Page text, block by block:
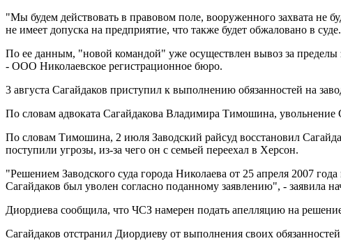
"Мы будем действовать в правовом поле, вооруженного захвата не
не имеет допуска на предприятие, что также будет обжаловано в суде.
По ее данным, "новой командой" уже осуществлен вывоз за
- ООО Николаевское регистрационное бюро.
3 августа Сагайдаков приступил к выполнению обязанностей на
По словам адвоката Сагайдакова Владимира Тимошина, увольнение
По словам Тимошина, 2 июля Заводский райсуд восстановил
поступили угрозы, из-за чего он с семьей переехал в Херсон.
"Решением Заводского суда города Николаева от 25 апреля 2007
Сагайдаков был уволен согласно поданному заявлению", - заявила
Диордиева сообщила, что ЧСЗ намерен подать апелляцию на
Сагайдаков отстранил Диордиеву от выполнения своих